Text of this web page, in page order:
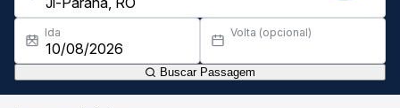
Ida Volta (opcional)
Buscar Passagem